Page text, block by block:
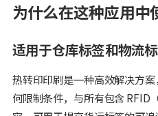
为什么在这种应用中
适用于仓库标签和物流
热转印印刷是一种高效解决方
何限制条件，与所有包含 RFID